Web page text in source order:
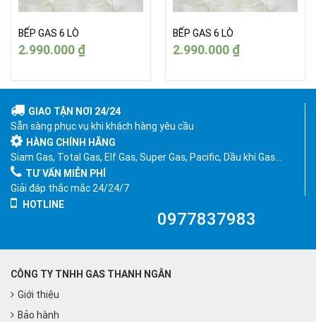
BẾP GAS 6 LÒ
2.990.000 ₫
BẾP GAS 6 LÒ
2.990.000 ₫
GIAO TẬN NƠI 24/24
Sẵn sàng phục vụ khi khách hàng yêu cầu
HÀNG CHÍNH HÃNG
Siam Gas, Total Gas, Elf Gas, Super Gas, Pacific, Dầu khí Gas…
TƯ VẤN MIỄN PHÍ
Giải đáp thắc mắc 24/24/7
HOTLINE
0977837983
CÔNG TY TNHH GAS THANH NGÂN
Giới thiệu
Bảo hành